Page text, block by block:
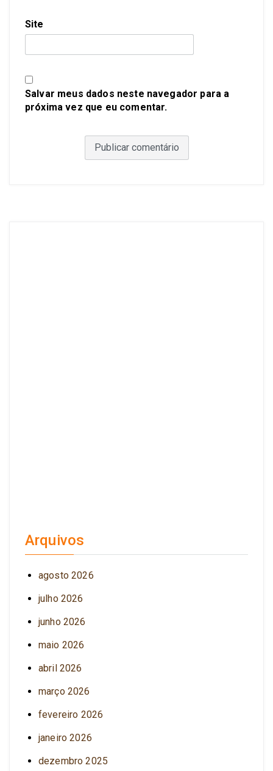
Site
Salvar meus dados neste navegador para a
próxima vez que eu comentar.
Arquivos
agosto 2026
julho 2026
junho 2026
maio 2026
abril 2026
março 2026
fevereiro 2026
janeiro 2026
dezembro 2025